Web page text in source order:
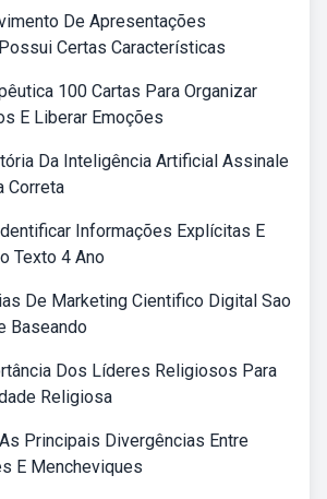
De Apresentações
Certas Características
100 Cartas Para Organizar
E Liberar Emoções
Da Inteligência Artificial Assinale
Correta
Informações Explícitas E
Texto 4 Ano
De Marketing Cientifico Digital Sao
Baseando
Dos Líderes Religiosos Para
Religiosa
Principais Divergências Entre
E Mencheviques